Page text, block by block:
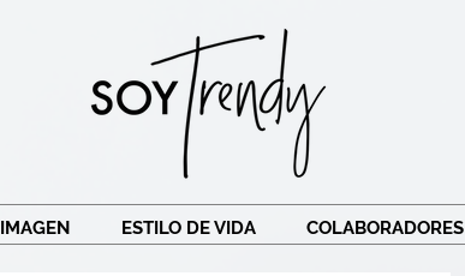
IMAGEN ESTILO DE VIDA COLABORADORES